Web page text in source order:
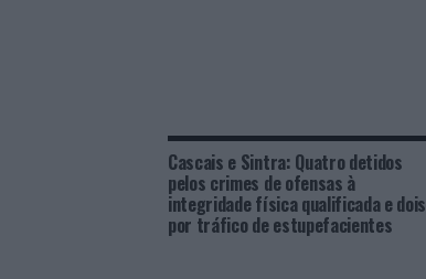
Cascais e Sintra: Quatro detidos
pelos crimes de ofensas à
integridade física qualificada e dois
por tráfico de estupefacientes